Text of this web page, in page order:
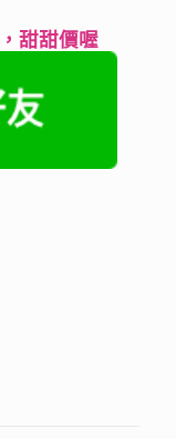
甜甜價喔